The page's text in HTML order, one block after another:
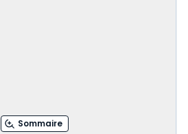
Sommaire